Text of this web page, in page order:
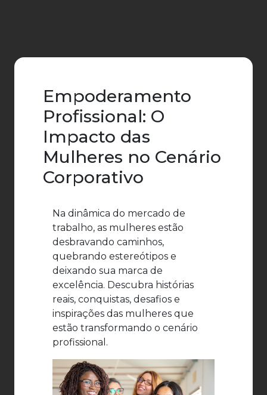
Empoderamento
Profissional: O
Impacto das
Mulheres no Cenário
Corporativo
Na dinâmica do mercado de
trabalho, as mulheres estão
desbravando caminhos,
quebrando estereótipos e
deixando sua marca de
excelência. Descubra histórias
reais, conquistas, desafios e
inspirações das mulheres que
estão transformando o cenário
profissional.